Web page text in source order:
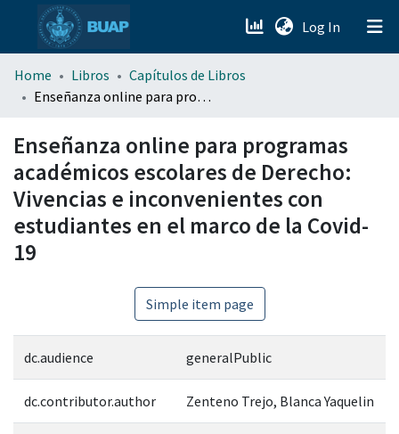
Log In (current)
menu.section.about_menu
Home Libros
Capítulos de Libros
Enseñanza online para programas académicos escolares de Derecho: Vivencias e inconvenientes con estudiantes en el marco de la Covid-19
Enseñanza online para programas
académicos escolares de Derecho:
Vivencias e inconvenientes con
estudiantes en el marco de la Covid-
19
Simple item page
dc.audience generalPublic
dc.contributor.author Zenteno Trejo, Blanca Yaquelin